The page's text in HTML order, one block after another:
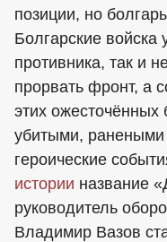
позиции, но
Болгарские войска
противника, так и
прорвать фронт, а
этих ожесточённых
убитыми,
героические
истории название
руководитель
Владимир Вазов